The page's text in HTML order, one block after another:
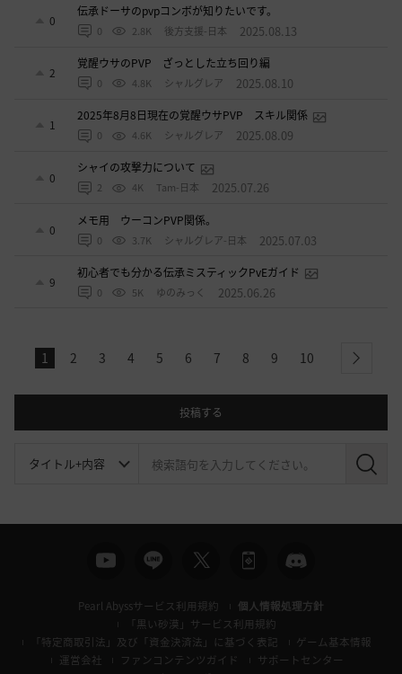
0
伝承ドーサのpvpコンボが知りたいです。
0 2.8K 後方支援-日本 2025.08.13
2
覚醒ウサのPVP ざっとした立ち回り編
0 4.8K シャルグレア 2025.08.10
1
2025年8月8日現在の覚醒ウサPVP スキル関係
0 4.6K シャルグレア 2025.08.09
0
シャイの攻撃力について
2 4K Tam-日本 2025.07.26
0
メモ用 ウーコンPVP関係。
0 3.7K シャルグレア-日本 2025.07.03
9
初心者でも分かる伝承ミスティックPvEガイド
0 5K ゆのみっく 2025.06.26
1 2 3 4 5 6 7 8 9 10 next
投稿する
検
Pearl Abyssサービス利用規約
個人情報処理方針
「黒い砂漠」サービス利用規約
「特定商取引法」及び「資金決済法」に基づく表記
ゲーム基本情報
運営会社
ファンコンテンツガイド
サポートセンター